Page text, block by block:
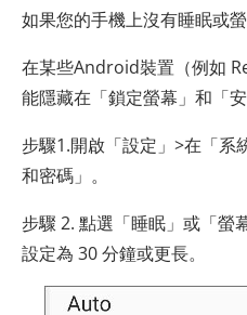
如果您的手機上沒有睡眠或
在某些Android裝置（例如
能隱藏在「鎖定螢幕」和「
步驟1.開啟「設定」>在「系
和密碼」。
步驟 2. 點選「睡眠」或「螢
設定為 30 分鐘或更長。